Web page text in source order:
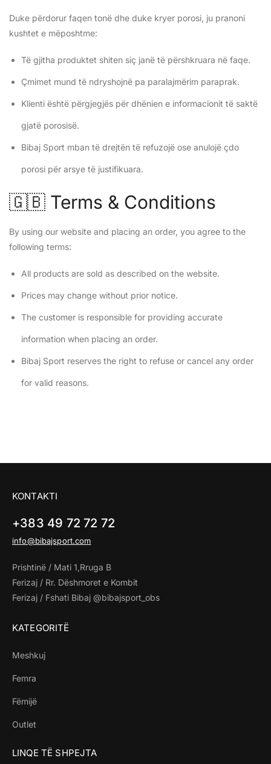
Duke përdorur faqen tonë dhe duke kryer porosi, ju pranoni
kushtet e mëposhtme:
Të gjitha produktet shiten siç janë të përshkruara në faqe.
Çmimet mund të ndryshojnë pa paralajmërim paraprak.
Klienti është përgjegjës për dhënien e informacionit të saktë
gjatë porosisë.
Bibaj Sport mban të drejtën të refuzojë ose anulojë çdo
porosi për arsye të justifikuara.
🇬🇧 Terms & Conditions
By using our website and placing an order, you agree to the
following terms:
All products are sold as described on the website.
Prices may change without prior notice.
The customer is responsible for providing accurate
information when placing an order.
Bibaj Sport reserves the right to refuse or cancel any order
for valid reasons.
KONTAKTI
+383 49 72 72 72
info@bibajsport.com
Prishtinë / Mati 1,Rruga B
Ferizaj / Rr. Dëshmoret e Kombit
Ferizaj / Fshati Bibaj @bibajsport_obs
KATEGORITË
Meshkuj
Femra
Fëmijë
Outlet
LINQE TË SHPEJTA